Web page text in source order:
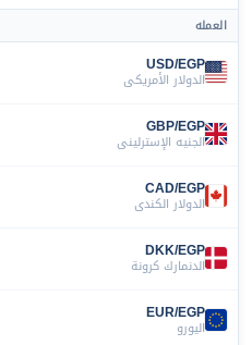
العمله
USD/EGP
الدولار الأمريكي
GBP/EGP
الجنيه الإسترليني
CAD/EGP
الدولار الكندي
DKK/EGP
الدنمارك كرونة
EUR/EGP
اليورو